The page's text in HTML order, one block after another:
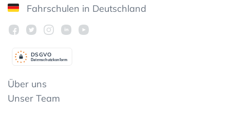
Fahrschulen in Deutschland
Datenschutzkonform
DSGVO
Über uns
Unser Team